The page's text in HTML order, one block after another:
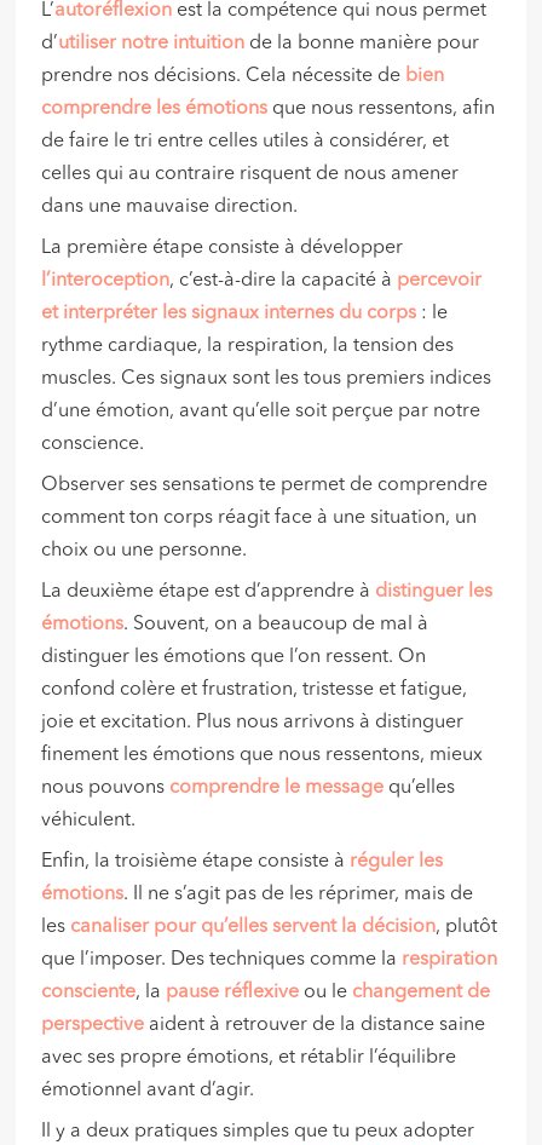
L’autoréflexion est la compétence qui nous permet
d’utiliser notre intuition de la bonne manière pour
prendre nos décisions. Cela nécessite de bien
comprendre les émotions que nous ressentons, afin
de faire le tri entre celles utiles à considérer, et
celles qui au contraire risquent de nous amener
dans une mauvaise direction.
La première étape consiste à développer
l’interoception, c’est-à-dire la capacité à percevoir
et interpréter les signaux internes du corps : le
rythme cardiaque, la respiration, la tension des
muscles. Ces signaux sont les tous premiers indices
d’une émotion, avant qu’elle soit perçue par notre
conscience.
Observer ses sensations te permet de comprendre
comment ton corps réagit face à une situation, un
choix ou une personne.
La deuxième étape est d’apprendre à distinguer les
émotions. Souvent, on a beaucoup de mal à
distinguer les émotions que l’on ressent. On
confond colère et frustration, tristesse et fatigue,
joie et excitation. Plus nous arrivons à distinguer
finement les émotions que nous ressentons, mieux
nous pouvons comprendre le message qu’elles
véhiculent.
Enfin, la troisième étape consiste à réguler les
émotions. Il ne s’agit pas de les réprimer, mais de
les canaliser pour qu’elles servent la décision, plutôt
que l’imposer. Des techniques comme la respiration
consciente, la pause réflexive ou le changement de
perspective aident à retrouver de la distance saine
avec ses propre émotions, et rétablir l’équilibre
émotionnel avant d’agir.
Il y a deux pratiques simples que tu peux adopter